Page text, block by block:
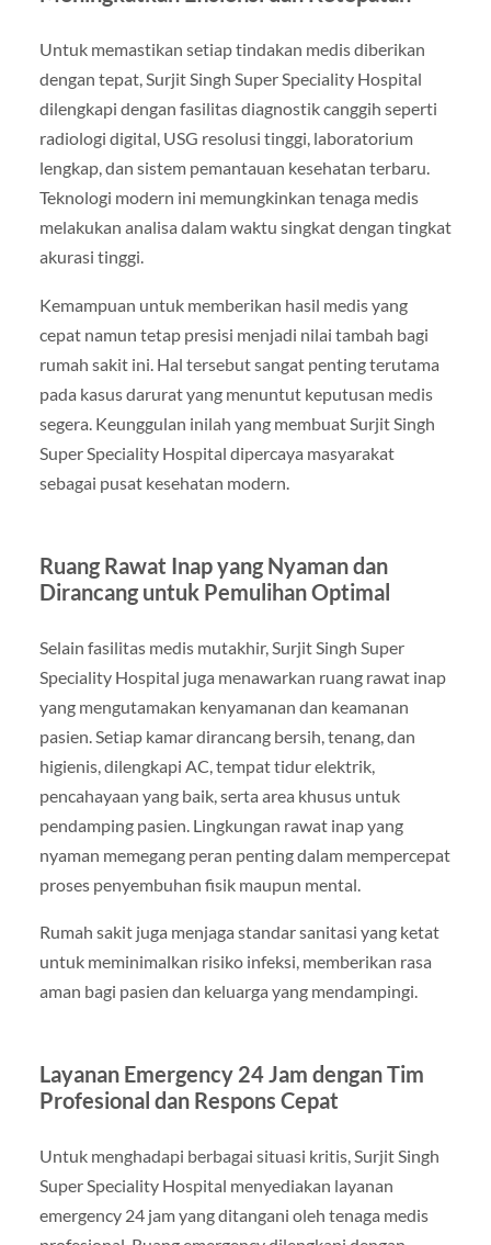
Untuk memastikan setiap tindakan medis diberikan
dengan tepat, Surjit Singh Super Speciality Hospital
dilengkapi dengan fasilitas diagnostik canggih seperti
radiologi digital, USG resolusi tinggi, laboratorium
lengkap, dan sistem pemantauan kesehatan terbaru.
Teknologi modern ini memungkinkan tenaga medis
melakukan analisa dalam waktu singkat dengan tingkat
akurasi tinggi.
Kemampuan untuk memberikan hasil medis yang
cepat namun tetap presisi menjadi nilai tambah bagi
rumah sakit ini. Hal tersebut sangat penting terutama
pada kasus darurat yang menuntut keputusan medis
segera. Keunggulan inilah yang membuat Surjit Singh
Super Speciality Hospital dipercaya masyarakat
sebagai pusat kesehatan modern.
Ruang Rawat Inap yang Nyaman dan
Dirancang untuk Pemulihan Optimal
Selain fasilitas medis mutakhir, Surjit Singh Super
Speciality Hospital juga menawarkan ruang rawat inap
yang mengutamakan kenyamanan dan keamanan
pasien. Setiap kamar dirancang bersih, tenang, dan
higienis, dilengkapi AC, tempat tidur elektrik,
pencahayaan yang baik, serta area khusus untuk
pendamping pasien. Lingkungan rawat inap yang
nyaman memegang peran penting dalam mempercepat
proses penyembuhan fisik maupun mental.
Rumah sakit juga menjaga standar sanitasi yang ketat
untuk meminimalkan risiko infeksi, memberikan rasa
aman bagi pasien dan keluarga yang mendampingi.
Layanan Emergency 24 Jam dengan Tim
Profesional dan Respons Cepat
Untuk menghadapi berbagai situasi kritis, Surjit Singh
Super Speciality Hospital menyediakan layanan
emergency 24 jam yang ditangani oleh tenaga medis